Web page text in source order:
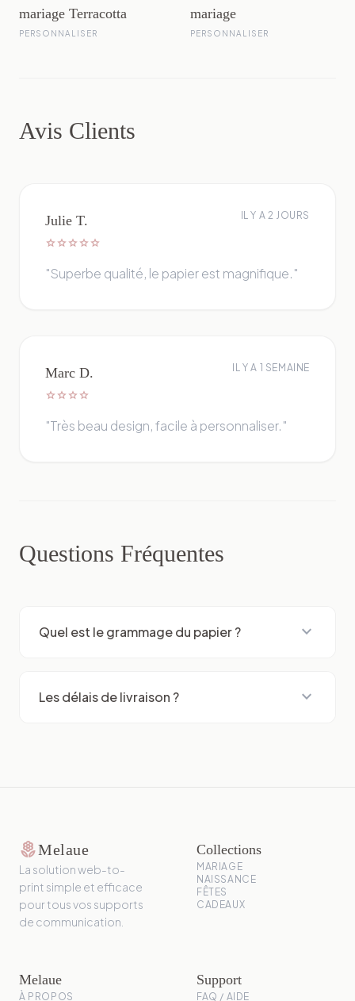
mariage Terracotta
PERSONNALISER
mariage
PERSONNALISER
Avis Clients
Julie T.
starstarstarstarstar
IL Y A 2 JOURS
"Superbe qualité, le papier est magnifique."
Marc D.
starstarstarstar
IL Y A 1 SEMAINE
"Très beau design, facile à personnaliser."
Questions Fréquentes
Quel est le grammage du papier ? expand_more
Les délais de livraison ? expand_more
local_floristMelaue
La solution web-to-
print simple et efficace
pour tous vos supports
de communication.
Collections
MARIAGE
NAISSANCE
FÊTES
CADEAUX
Melaue
À PROPOS
Support
FAQ / AIDE